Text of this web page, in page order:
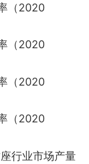
（2020
（2020
（2020
（2020
行业市场产量